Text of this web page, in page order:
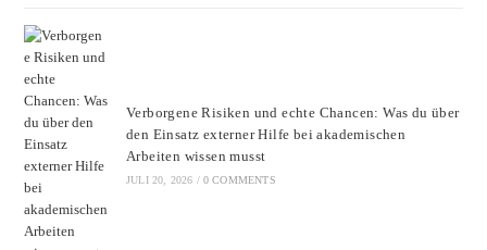
Verborgene Risiken und echte Chancen: Was du über
den Einsatz externer Hilfe bei akademischen
Arbeiten wissen musst
JULI 20, 2026 / 0 COMMENTS